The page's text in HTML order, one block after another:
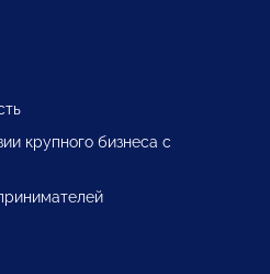
крупного бизнеса с